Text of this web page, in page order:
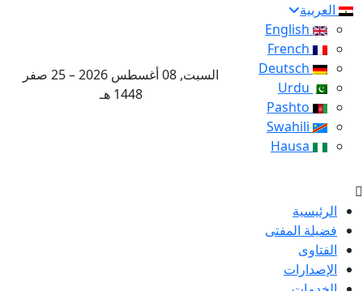
العربية
السبت, 08 أغسطس 2026 – 25 صفر
1448 هـ
الرئيسية
فضيلة المفتى
الفتاوى
الإصدارات